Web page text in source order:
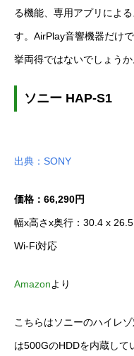
る機能、専用アプリによ
す。AirPlay音響機器だけ
挙両得ではないでしょうか
ソニー HAP-S1
出典：SONY
価格：66,290円
幅x高さx奥行：30.4 x
Wi-Fi対応
Amazonより
こちらはソニーのハイレ
は500GのHDDを内蔵して